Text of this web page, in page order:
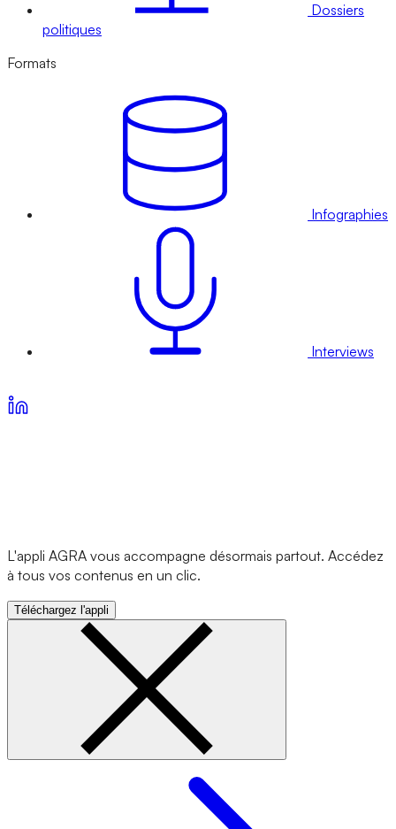
Dossiers
politiques
Formats
Infographies
Interviews
L'appli AGRA vous accompagne désormais partout. Accédez
à tous vos contenus en un clic.
Téléchargez l'appli